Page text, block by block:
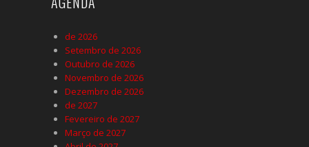
de 2026
Setembro de 2026
Outubro de 2026
Novembro de 2026
Dezembro de 2026
de 2027
Fevereiro de 2027
Março de 2027